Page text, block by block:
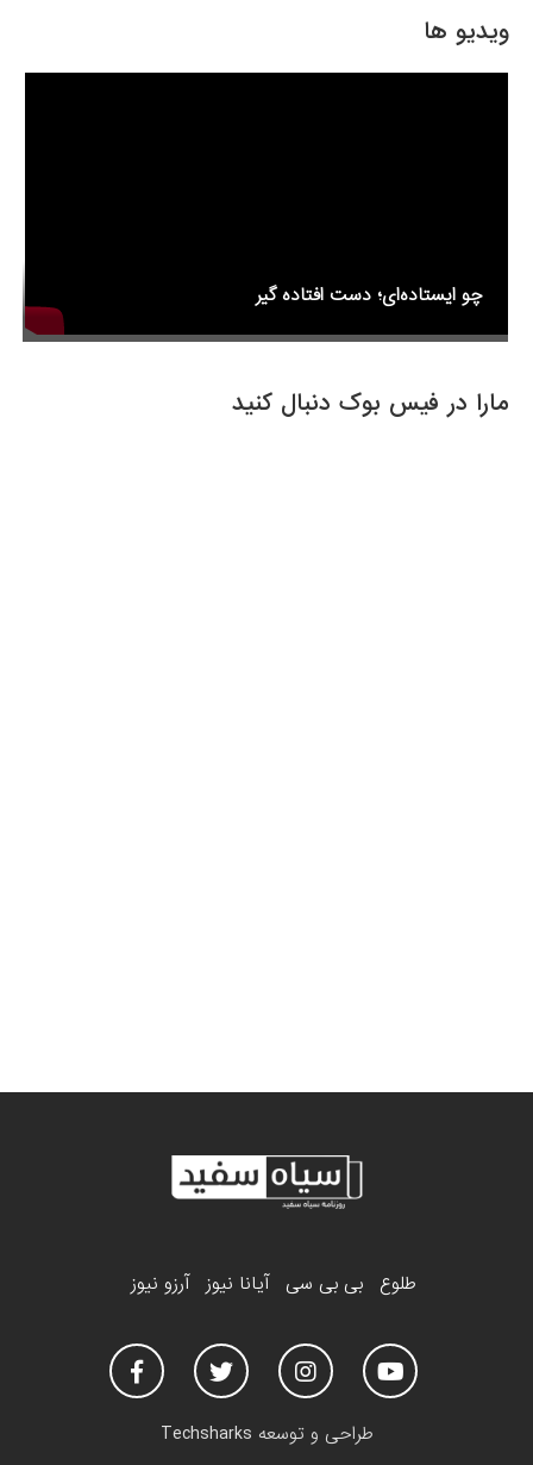
ویدیو ها
چو ایستاده‌ای؛ دست افتاده گیر
مارا در فیس بوک دنبال کنید
o
o
طلوع بی بی سی آیانا نیوز آرزو نیوز
طراحی و توسعه Techsharks